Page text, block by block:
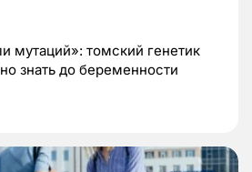
мутаций»: томский генетик
знать до беременности